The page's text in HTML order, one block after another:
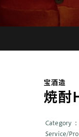
宝酒造
焼酎
Category
Service/